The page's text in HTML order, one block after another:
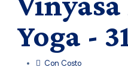
Yoga -
Con Costo